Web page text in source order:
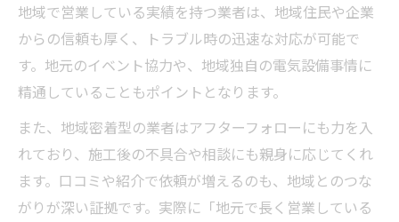
地域で営業している実績を持つ業者は、地域住民や企業
からの信頼も厚く、トラブル時の迅速な対応が可能で
す。地元のイベント協力や、地域独自の電気設備事情に
精通していることもポイントとなります。
また、地域密着型の業者はアフターフォローにも力を入
れており、施工後の不具合や相談にも親身に応じてくれ
ます。口コミや紹介で依頼が増えるのも、地域とのつな
がりが深い証拠です。実際に「地元で長く営業している